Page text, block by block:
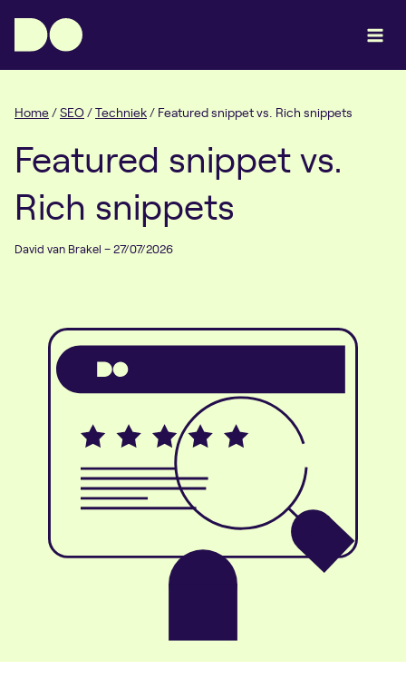
inhoud
Home/SEO/Techniek/ Featured snippet vs. Rich snippets
Featured snippet vs.
Rich snippets
David van Brakel – 27/07/2026